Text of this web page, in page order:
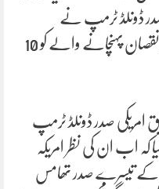
ڈونلڈ ٹرمپ نے
مظاہرین کو خبردار کیا ہے کہ مجسموں کو نقصان پہنچانے والے کو 10
امریکی صدر ڈونلڈ ٹرمپ
کہ اب ان کی نظر امریکہ
کے تیسرے صدر تھامس